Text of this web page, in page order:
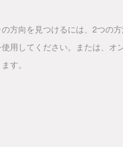
方向を見つけるには、2つの
用してください。または、オ
す。